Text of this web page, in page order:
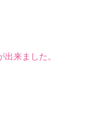
来ました。